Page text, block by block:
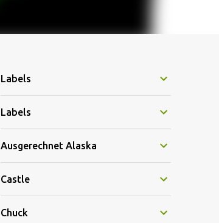
Labels
Labels
Ausgerechnet Alaska
Castle
Chuck